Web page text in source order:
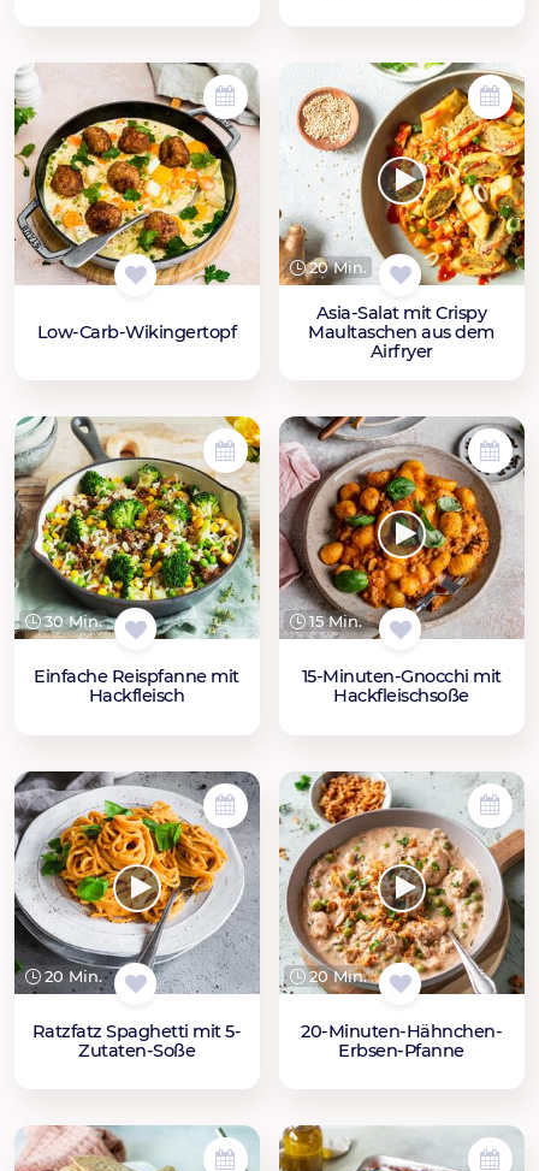
Low-Carb-Wikingertopf
20 Min.
Asia-Salat mit Crispy
Maultaschen aus dem
Airfryer
30 Min.
Einfache Reispfanne mit
Hackfleisch
15 Min.
15-Minuten-Gnocchi mit
Hackfleischsoße
20 Min.
Ratzfatz Spaghetti mit 5-
Zutaten-Soße
20 Min.
20-Minuten-Hähnchen-
Erbsen-Pfanne